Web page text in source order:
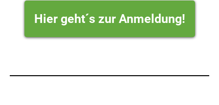
Hier geht´s zur Anmeldung!